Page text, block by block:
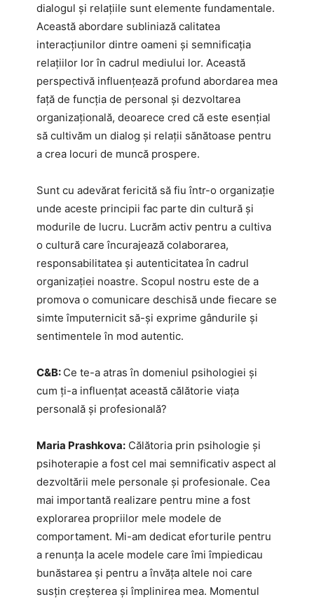
dialogul și relațiile sunt elemente fundamentale.
Această abordare subliniază calitatea
interacțiunilor dintre oameni și semnificația
relațiilor lor în cadrul mediului lor. Această
perspectivă influențează profund abordarea mea
față de funcția de personal și dezvoltarea
organizațională, deoarece cred că este esențial
să cultivăm un dialog și relații sănătoase pentru
a crea locuri de muncă prospere.
Sunt cu adevărat fericită să fiu într-o organizație
unde aceste principii fac parte din cultură și
modurile de lucru. Lucrăm activ pentru a cultiva
o cultură care încurajează colaborarea,
responsabilitatea și autenticitatea în cadrul
organizației noastre. Scopul nostru este de a
promova o comunicare deschisă unde fiecare se
simte împuternicit să-și exprime gândurile și
sentimentele în mod autentic.
C&B: Ce te-a atras în domeniul psihologiei și
cum ți-a influențat această călătorie viața
personală și profesională?
Maria Prashkova: Călătoria prin psihologie și
psihoterapie a fost cel mai semnificativ aspect al
dezvoltării mele personale și profesionale. Cea
mai importantă realizare pentru mine a fost
explorarea propriilor mele modele de
comportament. Mi-am dedicat eforturile pentru
a renunța la acele modele care îmi împiedicau
bunăstarea și pentru a învăța altele noi care
susțin creșterea și împlinirea mea. Momentul